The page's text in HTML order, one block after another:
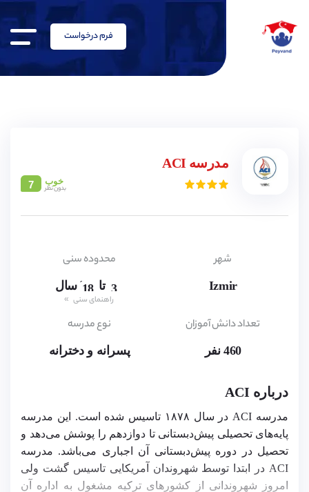
فرم درخواست
مدرسه ACI
خوب
بدون نظر 7
شهر
Izmir
محدوده سنی
3,
4,
6,
13,
14,
15,
16,
18
تا
12,
16,
18سال
راهنمای سنی
تعداد دانش آموزان
460 نفر
نوع مدرسه
پسرانه و دخترانه
درباره ACI
مدرسه ACI در سال ۱۸۷۸ تاسیس شده است. این مدرسه
پایه‌های تحصیلی پیش‌دبستانی تا دوازدهم را پوشش می‌دهد و
تحصیل در دوره پیش‌دبستانی آن اجباری می‌باشد. مدرسه
ACI در ابتدا توسط شهروندان آمریکایی تاسیس گشت ولی
امروز شهروندانی از کشورهای ترکیه مشغول به اداره آن